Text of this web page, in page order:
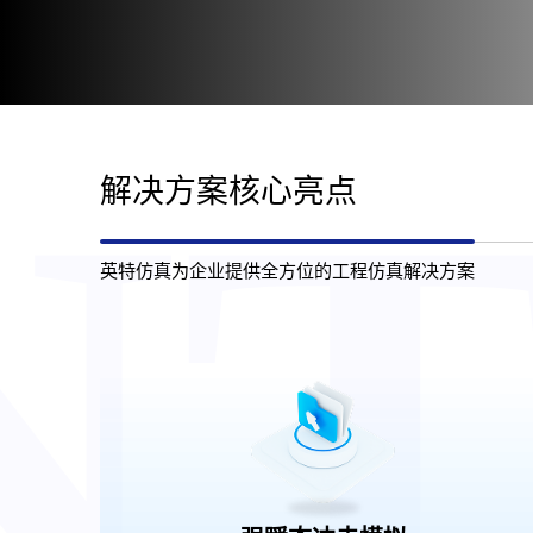
解决方案核心亮点
英特仿真为企业提供全方位的工程仿真解决方案